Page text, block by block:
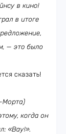
в кино!
в итоге
— это было
сказать!
Морта)
когда он
«Вау!».